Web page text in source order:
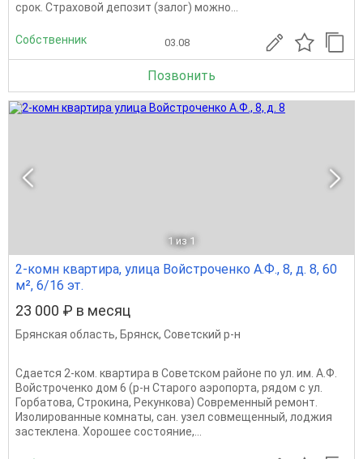
срок. Страховой депозит (залог) можно...
Собственник 03.08
Позвонить
1 из 1
2-комн квартира, улица Войстроченко А.Ф., 8, д. 8, 60
м², 6/16 эт.
23 000 ₽ в месяц
Брянская область, Брянск, Советский р-н
Сдается 2-ком. квартира в Советском районе по ул. им. А.Ф.
Войстроченко дом 6 (р-н Старого аэропорта, рядом с ул.
Горбатова, Строкина, Рекункова) Современный ремонт.
Изолированные комнаты, сан. узел совмещенный, лоджия
застеклена. Хорошее состояние,...